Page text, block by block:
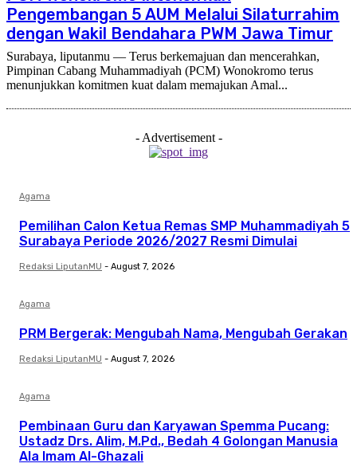
Pengembangan 5 AUM Melalui Silaturrahim
dengan Wakil Bendahara PWM Jawa Timur
Surabaya, liputanmu — Terus berkemajuan dan mencerahkan,
Pimpinan Cabang Muhammadiyah (PCM) Wonokromo terus
menunjukkan komitmen kuat dalam memajukan Amal...
- Advertisement -
Agama
Pemilihan Calon Ketua Remas SMP Muhammadiyah 5
Surabaya Periode 2026/2027 Resmi Dimulai
Redaksi LiputanMU - August 7, 2026
Agama
PRM Bergerak: Mengubah Nama, Mengubah Gerakan
Redaksi LiputanMU - August 7, 2026
Agama
Pembinaan Guru dan Karyawan Spemma Pucang:
Ustadz Drs. Alim, M.Pd., Bedah 4 Golongan Manusia
Ala Imam Al-Ghazali